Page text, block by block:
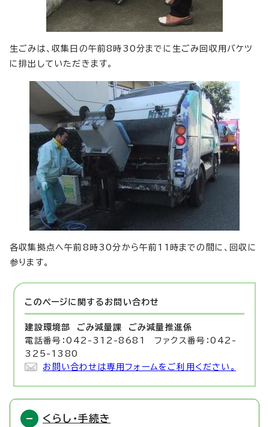
生ごみは、収集日の午前8時30分までに生ごみ回収用バケツ
に排出していただきます。
各収集拠点へ午前8時30分から午前11時までの間に、回収に
参ります。
このページに関する お問い合わせ
建設環境部 ごみ減量課
ごみ減量推進係
電話番号：042-312-8681 ファクス番号：042-
325-1380
お問い合わせは専用フォームをご利用ください。
くらし・手続き